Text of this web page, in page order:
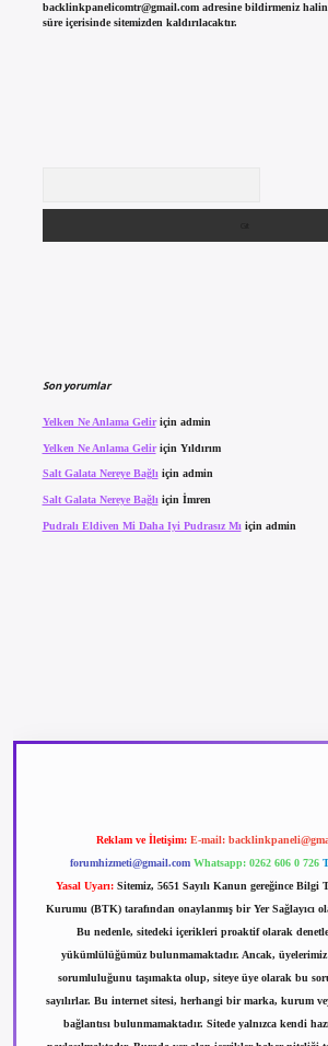
backlinkpanelicomtr@gmail.comadresine bildirmeniz
süre içerisinde sitemizden kaldırılacaktır.
Son yorumlar
Yelken Ne Anlama Geliriçin admin
Yelken Ne Anlama Geliriçin Yıldırım
Salt Galata Nereye Bağlıiçin admin
Salt Galata Nereye Bağlı için İmren
Pudralı Eldiven Mi Daha Iyi Pudrasız Mı için admin
Reklam ve İletişim: E-mail:
forumhizmeti@gmail.com Whatsapp: 0262 606 0 726
Yasal Uyarı: Sitemiz, 5651 Sayılı Kanun gereğince Bilgi
Kurumu (BTK) tarafından onaylanmış bir Yer Sağlayıcı
Bu nedenle, sitedeki içerikleri proaktif olarak
yükümlülüğümüz bulunmamaktadır. Ancak, üyelerimiz
sorumluluğunu taşımakta olup, siteye üye olarak bu
sayılırlar. Bu internet sitesi, herhangi bir marka, kurum
bağlantısı bulunmamaktadır. Sitede yalnızca kendi